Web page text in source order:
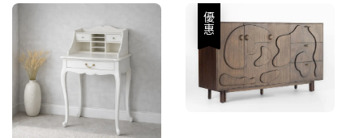
優惠